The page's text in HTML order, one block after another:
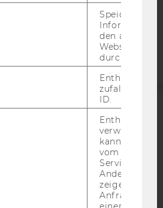
Barrierefreiheitserklärung
Speicherung
den aktuellen
durch
Enthält eine
ID.
Enthält ein
verwendet
kann, um
vom AMP-
Service
Andere
zeigen Opt-
Anfrage im